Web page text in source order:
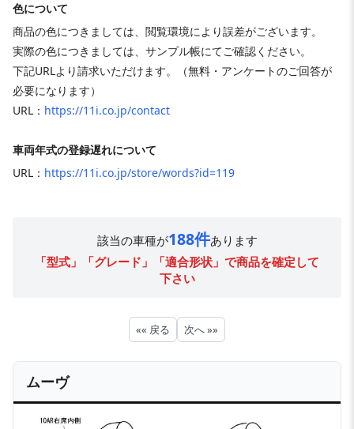
色について
商品の色につきましては、閲覧環境により誤差がございます。
実際の色につきましては、サンプル帳にてご確認ください。
下記URLより請求いただけます。（無料・アンケートのご回答が
必要になります）
URL： https://11i.co.jp/contact
車両年式の登録遅れについて
URL： https://11i.co.jp/store/words?id=119
該当の車種が188件あります
「型式」「グレード」「適合形状」で商品を確定して
下さい
«« 戻る 次へ »»
ムーヴ